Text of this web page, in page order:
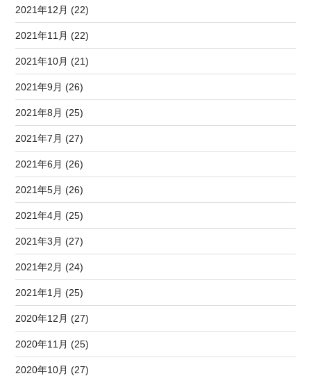
2021年12月 (22)
2021年11月 (22)
2021年10月 (21)
2021年9月 (26)
2021年8月 (25)
2021年7月 (27)
2021年6月 (26)
2021年5月 (26)
2021年4月 (25)
2021年3月 (27)
2021年2月 (24)
2021年1月 (25)
2020年12月 (27)
2020年11月 (25)
2020年10月 (27)